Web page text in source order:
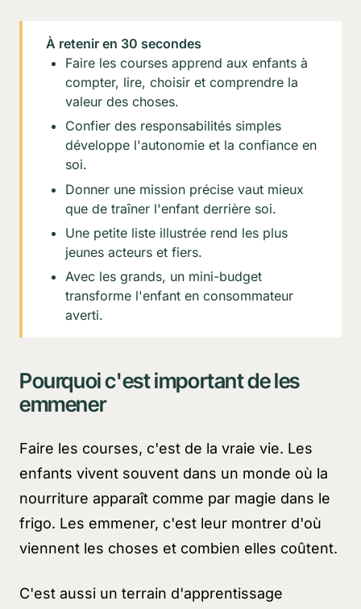
À retenir en 30 secondes
Faire les courses apprend aux enfants à
compter, lire, choisir et comprendre la
valeur des choses.
Confier des responsabilités simples
développe l'autonomie et la confiance en
soi.
Donner une mission précise vaut mieux
que de traîner l'enfant derrière soi.
Une petite liste illustrée rend les plus
jeunes acteurs et fiers.
Avec les grands, un mini-budget
transforme l'enfant en consommateur
averti.
Pourquoi c'est important de les
emmener
Faire les courses, c'est de la vraie vie. Les
enfants vivent souvent dans un monde où la
nourriture apparaît comme par magie dans le
frigo. Les emmener, c'est leur montrer d'où
viennent les choses et combien elles coûtent.
C'est aussi un terrain d'apprentissage